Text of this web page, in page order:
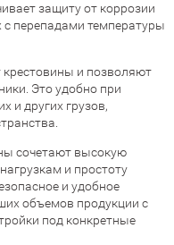
защиту от коррозии
перепадами температуры
и позволяют
Это удобно при
и других грузов,
сочетают высокую
и простоту
и удобное
объемов продукции с
под конкретные